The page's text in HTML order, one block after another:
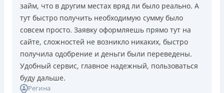
займ, что в другим местах вряд ли было реально. А
тут быстро получить необходимую сумму было
совсем просто. Заявку оформляешь прямо тут на
сайте, сложностей не возникло никаких, быстро
получила одобрение и деньги были переведены.
Удобный сервис, главное надежный, пользоваться
буду дальше.
Регина